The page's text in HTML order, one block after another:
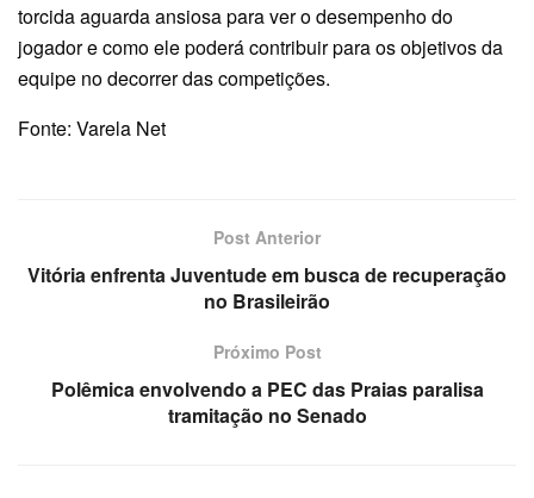
torcida aguarda ansiosa para ver o desempenho do
jogador e como ele poderá contribuir para os objetivos da
equipe no decorrer das competições.
Fonte: Varela Net
Post Anterior
Vitória enfrenta Juventude em busca de recuperação
no Brasileirão
Próximo Post
Polêmica envolvendo a PEC das Praias paralisa
tramitação no Senado